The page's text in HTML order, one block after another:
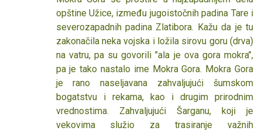
podnožju Sokolske planine, ispod najvišeg vrha
Rožnja, udaljen je od Ljubovije 15 km. Predstavlja
prirodnu granicu izmedu Azbukovice i Rađevine.
U tradiciji srpskog naroda ima posebno značenje,
pre svega ostao je simbol nepobedivosti i jedan
od poslednjih uporišta Turske vlasti u Srbiji. Sve
vreme bitisanja tvrđave, uz ovaj objekat širilo se
njegovo predgrađe zaštićeno palisadom, a
kasnije i zidom, utvrđenjem. Manastir je
opštine Užice, između jugoistočnih padina Tare i
severozapadnih padina Zlatibora. Kažu da je tu
zakonačila neka vojska i ložila sirovu goru (drva)
na vatru, pa su govorili ’’ala je ova gora mokra’’,
pa je tako nastalo ime Mokra Gora. Mokra Gora
je rano naseljavana zahvaljujući šumskom
bogatstvu i rekama, kao i drugim prirodnim
vrednostima. Zahvaljujući Šarganu, koji je
vekovima služio za trasiranje važnih